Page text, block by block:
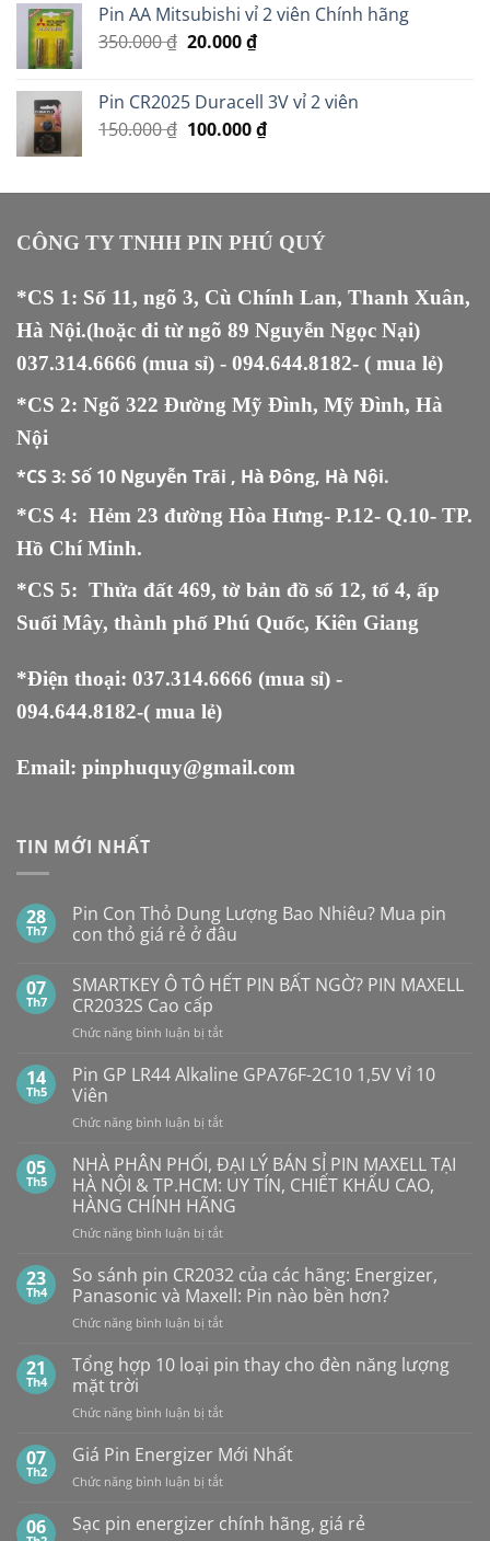
là:
60.000 ₫.
tại
là:
Pin AA Mitsubishi vỉ 2 viên Chính hãng
350.000₫ Giá
350.000 ₫.
20.000₫Giá
là:
20.000 ₫.
Pin CR2025 Duracell 3V vỉ 2 viên
150.000₫ Giá
150.000 ₫.
100.000₫Giá
là:
CÔNG TY TNHH PIN PHÚ QUÝ
*CS 1: Số 11, ngõ 3, Cù Chính Lan, Thanh Xuân,
Hà Nội.(hoặc đi từ ngõ 89 Nguyễn Ngọc Nại)
037.314.6666 (mua sỉ) - 094.644.8182- ( mua lẻ)
*CS 2: Ngõ 322 Đường Mỹ Đình, Mỹ Đình, Hà
Nội
*CS 3: Số 10 Nguyễn Trãi , Hà Đông, Hà Nội.
*CS 4: Hẻm 23 đường Hòa Hưng- P.12- Q.10- TP.
Hồ Chí Minh.
*CS 5: Thửa đất 469, tờ bản đồ số 12, tổ 4, ấp
Suối Mây, thành phố Phú Quốc, Kiên Giang
*Điện thoại: 037.314.6666 (mua sỉ) -
094.644.8182-( mua lẻ)
Email: pinphuquy@gmail.com
TIN MỚI NHẤT
28
Th7
Pin Con Thỏ Dung Lượng Bao Nhiêu? Mua pin
con thỏ giá rẻ ở đâu
bình
luận
ở
Pin
Con
Dung
Lượng
Bao
Nhiêu?
Mua
con
thỏ
giá
rẻ
ở
đâu
07
Th7
SMARTKEY Ô TÔ HẾT PIN BẤT NGỜ? PIN MAXELL
CR2032S Cao cấp
Chức năng bình luận bị tắtở
Ô
PIN
NGỜ?
PIN
MAXELL
CR2032S Cao
cấp
14
Th5
Pin GP LR44 Alkaline GPA76F-2C10 1,5V Vỉ 10
Viên
Chức năng bình luận bị tắtở
GP
LR44
Alkaline
GPA76F-
2C10
Vỉ
10
Viên
05
Th5
NHÀ PHÂN PHỐI, ĐẠI LÝ BÁN SỈ PIN MAXELL TẠI
HÀ NỘI & TP.HCM: UY TÍN, CHIẾT KHẤU CAO,
HÀNG CHÍNH HÃNG
Chức năng bình luận bị tắtở
PHÂN
PHỐI,
ĐẠI
LÝ
SỈ
TẠI
NỘI
TÍN,
23
Th4
So sánh pin CR2032 của các hãng: Energizer,
Panasonic và Maxell: Pin nào bền hơn?
Chức năng bình luận bị tắtở
sánh
của
hãng:
Panasonic
Maxell:
21
Th4
Tổng hợp 10 loại pin thay cho đèn năng lượng
mặt trời
Chức năng bình luận bị tắtở
hợp
loại
thay
07
Th2
Giá Pin Energizer Mới Nhất
Chức năng bình luận bị tắtở
Pin
06 Sạc pin energizer chính hãng, giá rẻ